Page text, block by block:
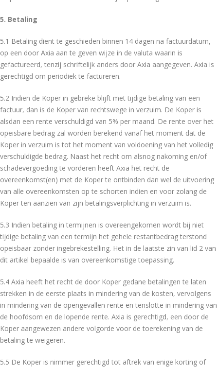
5. Betaling
5.1 Betaling dient te geschieden binnen 14 dagen na factuurdatum,
op een door Axia aan te geven wijze in de valuta waarin is
gefactureerd, tenzij schriftelijk anders door Axia aangegeven. Axia is
gerechtigd om periodiek te factureren.
5.2 Indien de Koper in gebreke blijft met tijdige betaling van een
factuur, dan is de Koper van rechtswege in verzuim. De Koper is
alsdan een rente verschuldigd van 5% per maand. De rente over het
opeisbare bedrag zal worden berekend vanaf het moment dat de
Koper in verzuim is tot het moment van voldoening van het volledig
verschuldigde bedrag. Naast het recht om alsnog nakoming en/of
schadevergoeding te vorderen heeft Axia het recht de
overeenkomst(en) met de Koper te ontbinden dan wel de uitvoering
van alle overeenkomsten op te schorten indien en voor zolang de
Koper ten aanzien van zijn betalingsverplichting in verzuim is.
5.3 Indien betaling in termijnen is overeengekomen wordt bij niet
tijdige betaling van een termijn het gehele restantbedrag terstond
opeisbaar zonder ingebrekestelling. Het in de laatste zin van lid 2 van
dit artikel bepaalde is van overeenkomstige toepassing.
5.4 Axia heeft het recht de door Koper gedane betalingen te laten
strekken in de eerste plaats in mindering van de kosten, vervolgens
in mindering van de opengevallen rente en tenslotte in mindering van
de hoofdsom en de lopende rente. Axia is gerechtigd, een door de
Koper aangewezen andere volgorde voor de toerekening van de
betaling te weigeren.
5.5 De Koper is nimmer gerechtigd tot aftrek van enige korting of